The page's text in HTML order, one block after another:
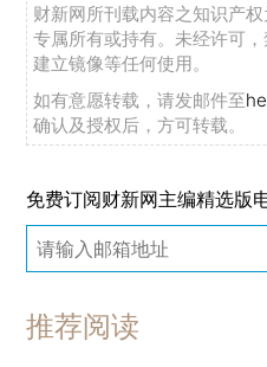
财新网所刊载内容之知识产
专属所有或持有。未经许可
建立镜像等任何使用。
如有意愿转载，请发邮件至
确认及授权后，方可转载。
免费订阅财新网主编精选版
推荐阅读